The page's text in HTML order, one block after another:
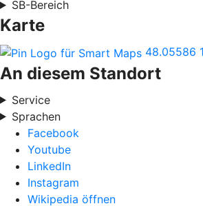
SB-Bereich
Karte
48.05586
An diesem Standort
Service
Sprachen
Facebook
Youtube
LinkedIn
Instagram
Wikipedia öffnen